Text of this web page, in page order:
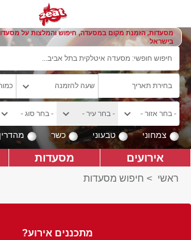
מסעדות, הזמנת מקום במסעדה, חיפוש והמלצות על
בישראל
צמחוני טבעוני כשר מהדרין
אירועים מסעדות
ראשי > חיפוש מסעדות
מתכננים אירוע?